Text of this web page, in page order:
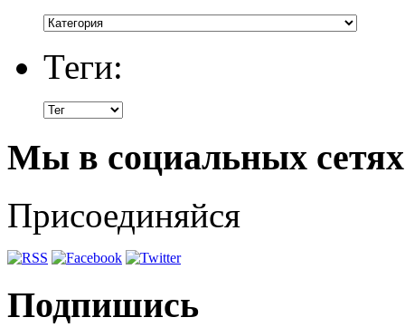
Теги:
Мы в социальных сетях
Присоединяйся
Подпишись